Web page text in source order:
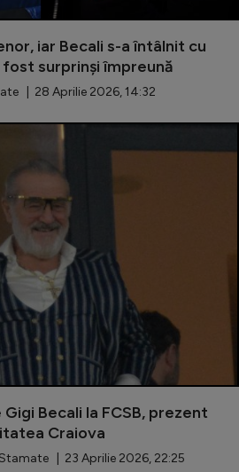
iar Becali s-a întâlnit cu
fost surprinși împreună
| 28 Aprilie 2026, 14:32
Becali la FCSB, prezent
Craiova
| 23 Aprilie 2026, 22:25